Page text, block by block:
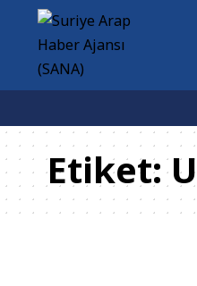
Etiket: